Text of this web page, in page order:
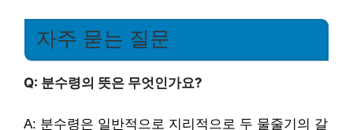
자주 묻는 질문
Q: 분수령의 뜻은 무엇인가요?
A: 분수령은 일반적으로 지리적으로 두 물줄기의 갈